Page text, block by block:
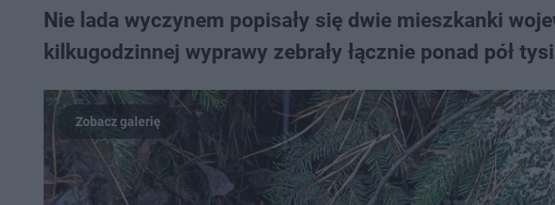
Nie lada wyczynem popisały się dwie mieszkanki
kilkugodzinnej wyprawy zebrały łącznie ponad pół